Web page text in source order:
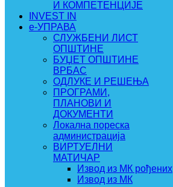
И КОМПЕТЕНЦИЈЕ
INVEST IN
e-УПРАВА
СЛУЖБЕНИ ЛИСТ
ОПШТИНЕ
БУЏЕТ ОПШТИНЕ
ВРБАС
ОДЛУКЕ И РЕШЕЊА
ПРОГРАМИ,
ПЛАНОВИ И
ДОКУМЕНТИ
Локална пореска
администрација
ВИРТУЕЛНИ
МАТИЧАР
Извод из МК рођених
Извод из МК